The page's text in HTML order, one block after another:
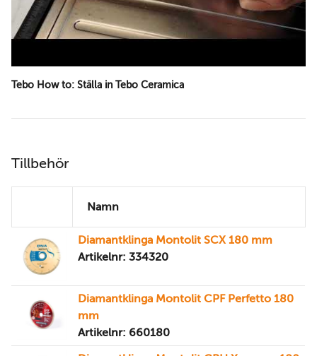
Tebo How to: Ställa in Tebo Ceramica
Tillbehör
Namn
Diamantklinga Montolit SCX 180 mm
Artikelnr: 334320
Diamantklinga Montolit CPF Perfetto 180
mm
Artikelnr: 660180